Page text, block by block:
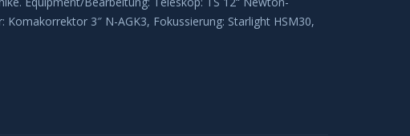
3″ N-AGK3, Fokussierung: Starlight HSM30,